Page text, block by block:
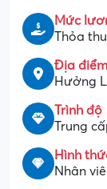
Mức
Thỏa
Địa điểm
Hưởng
Trình độ
Trung
Hình
Nhân